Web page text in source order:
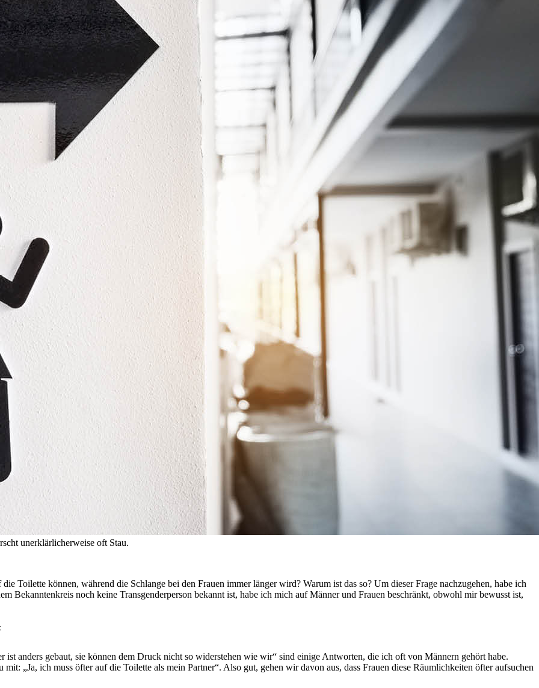
unerklärlicherweise oft Stau.
Toilette können, während die Schlange bei den Frauen immer länger wird? Warum ist das so? Um dieser Frage nachzugehen, habe ich
Bekanntenkreis noch keine Transgenderperson bekannt ist, habe ich mich auf Männer und Frauen beschränkt, obwohl mir bewusst ist,
anders gebaut, sie können dem Druck nicht so widerstehen wie wir“ sind einige Antworten, die ich oft von Männern gehört habe.
„Ja, ich muss öfter auf die Toilette als mein Partner“. Also gut, gehen wir davon aus, dass Frauen diese Räumlichkeiten öfter aufsuchen